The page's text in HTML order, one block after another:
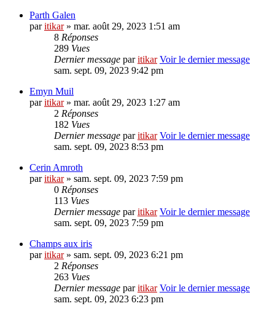
Parth Galen
paritikar» mar. août 29, 2023 1:51 am
8 Réponses
289 Vues
Dernier message paritikar Voir le dernier message
sam. sept. 09, 2023 9:42 pm
Emyn Muil
paritikar» mar. août 29, 2023 1:27 am
2 Réponses
182 Vues
Dernier message paritikar Voir le dernier message
sam. sept. 09, 2023 8:53 pm
Cerin Amroth
paritikar» sam. sept. 09, 2023 7:59 pm
0 Réponses
113 Vues
Dernier message paritikar Voir le dernier message
sam. sept. 09, 2023 7:59 pm
Champs aux iris
paritikar» sam. sept. 09, 2023 6:21 pm
2 Réponses
263 Vues
Dernier message paritikar Voir le dernier message
sam. sept. 09, 2023 6:23 pm